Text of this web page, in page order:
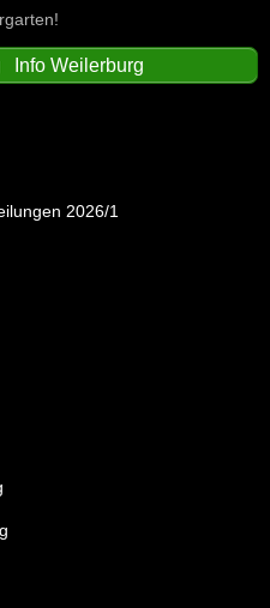
Info Weilerburg